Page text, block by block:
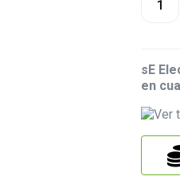
sE
en